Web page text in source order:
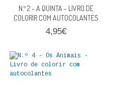
N.º 2 - A QUINTA - LIVRO DE
COLORIR COM AUTOCOLANTES
4,95€